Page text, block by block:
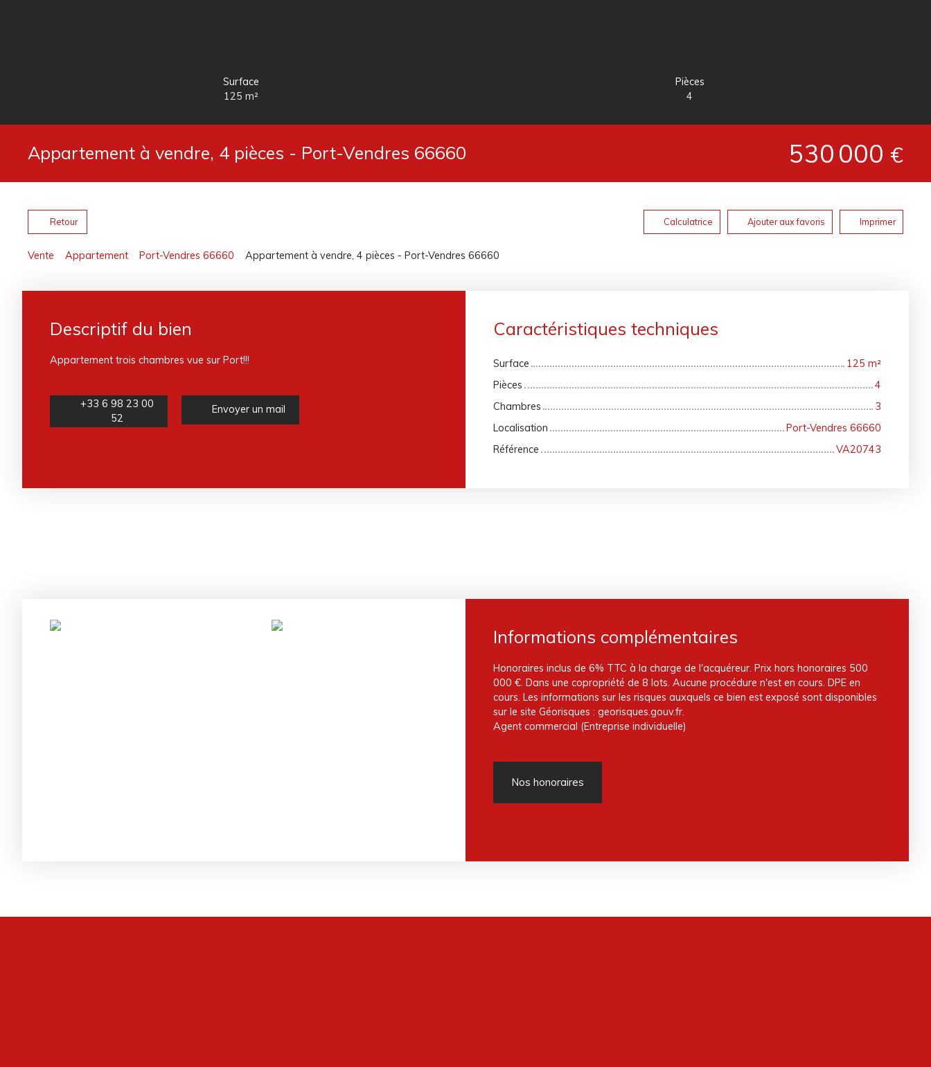
Surface
125m²
Pièces
4
Appartement à vendre, 4 pièces - Port-Vendres 66660 530 000 €
Retour Calculatrice Ajouter aux favoris Imprimer
Vente Appartement Port-Vendres 66660 Appartement à vendre, 4 pièces - Port-Vendres 66660
Descriptif du bien
Appartement trois chambres vue sur Port!!!
+33 6 98 23 00
52
Envoyer un mail
Caractéristiques techniques
Surface 125 m²
Pièces
4
Chambres
3
Localisation
Port-Vendres 66660
Référence
VA20743
Informations complémentaires
Honoraires inclus de 6% TTC à la charge de l'acquéreur. Prix hors honoraires 500
000 €. Dans une copropriété de 8 lots. Aucune procédure n'est en cours. DPE en
cours. Les informations sur les risques auxquels ce bien est exposé sont disponibles
sur le site Géorisques : georisques.gouv.fr.
Agent commercial (Entreprise individuelle)
Nos honoraires